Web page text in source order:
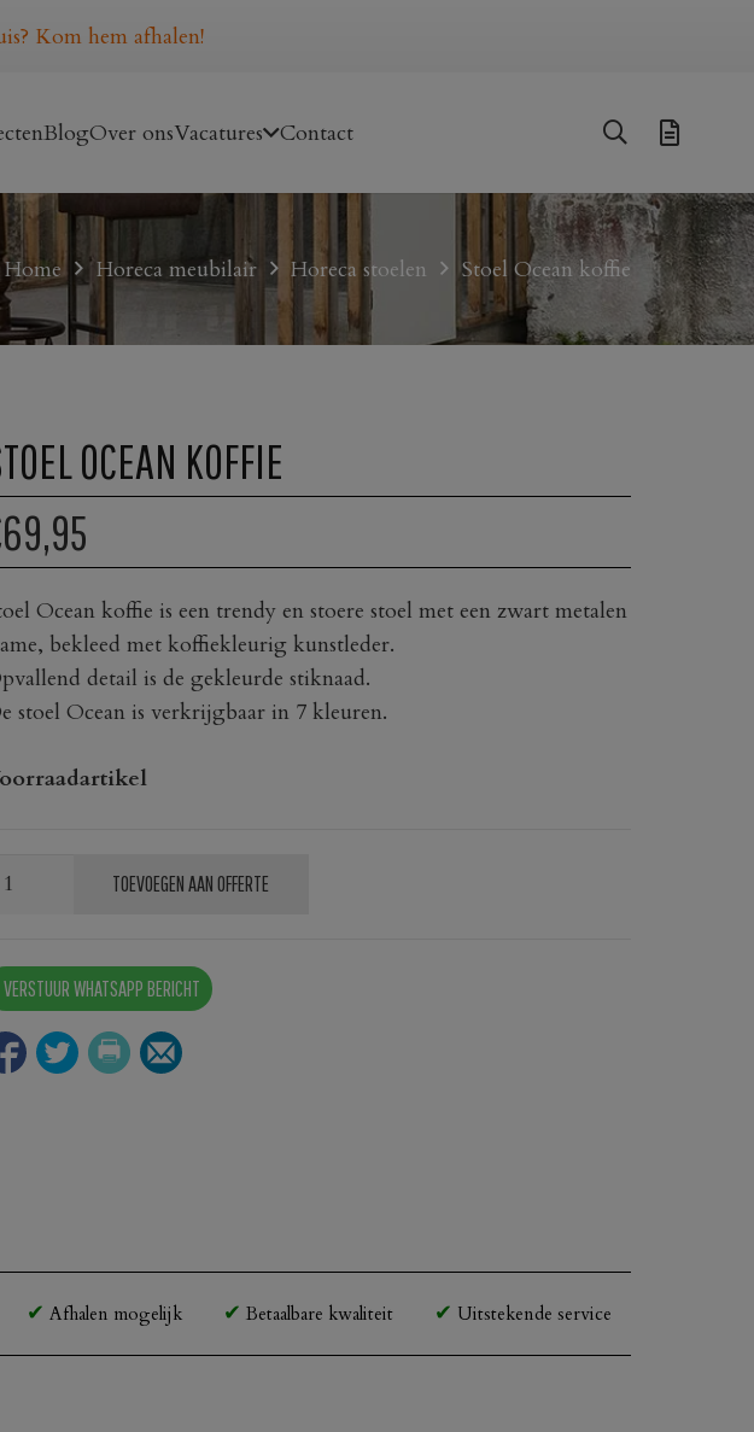
Kom hem afhalen!
BlogOver onsVacatures Contact
Home Horeca meubilair Horeca stoelen Stoel Ocean koffie
OCEAN KOFFIE
Ocean koffie is een trendy en stoere stoel met een zwart metalen
bekleed met koffiekleurig kunstleder.
detail is de gekleurde stiknaad.
stoel Ocean is verkrijgbaar in 7 kleuren.
TOEVOEGEN AAN OFFERTE
VERSTUUR WHATSAPP BERICHT
Afhalen mogelijk Betaalbare kwaliteit Uitstekende service